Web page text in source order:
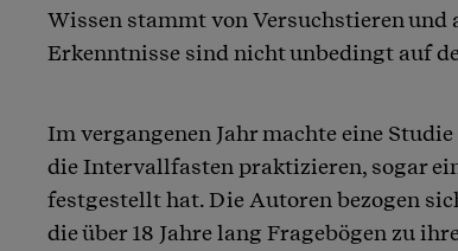
Wissen stammt von Versuchstieren
Erkenntnisse sind nicht unbedingt auf
Im vergangenen Jahr machte eine
die Intervallfasten praktizieren, sogar
festgestellt hat. Die Autoren bezogen
die über 18 Jahre lang Fragebögen zu